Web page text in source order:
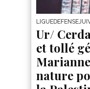
Ur/
et tollé
nature